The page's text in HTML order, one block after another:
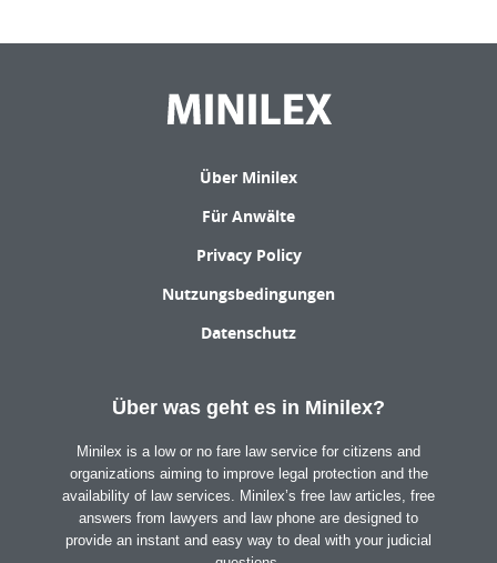
Über Minilex
Für Anwälte
Privacy Policy
Nutzungsbedingungen
Datenschutz
Über was geht es in Minilex?
Minilex is a low or no fare law service for citizens and
organizations aiming to improve legal protection and the
availability of law services. Minilex’s free law articles, free
answers from lawyers and law phone are designed to
provide an instant and easy way to deal with your judicial